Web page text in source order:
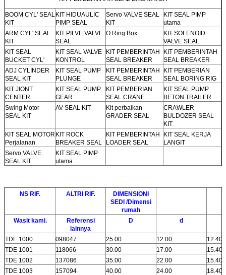
BOOM CYL' SEAL
KIT
KIT HIDUAULIC
PIMP SEAL
Servo VALVE SEAL
KIT
KIT SEAL PIMP
utama
ARM CYL' SEAL
KIT
KIT PILVE VALVE
SEAL
O Ring Box
KIT SOLENOID
VALVE SEAL
KIT SEAL
BUCKET CYL'
KIT SEAL VALVE
KONTROL
KIT PEMBERINTAH
SEAL BREAKER
KIT PEMBERINTAH
SEAL BREAKER
ADJ CYLINDER
SEAL KIT
KIT SEAL PUMP
PLUNGE
KIT PEMBERINTAH
SEAL BREAKER
KIT PEMBERIAN
SEAL BORING RIG
KIT JIONT
CENTER
KIT SEAL PUMP
GEAR
KIT PEMBERIAN
SEAL CRANE
KIT SEAL PUMP
BETON TRAILER
Swing Motor
SEAL KIT
AV SEAL KIT
Kit perbaikan
GRADER SEAL
CRAWLER
BULDOZER SEAL
KIT
KIT SEAL MOTOR
Perjalanan
KIT ROCK
BREAKER SEAL
KIT PEMBERINTAH
LOADER SEAL
KIT SEAL KERJA
LANGIT
Servo VALVE
SEAL KIT
KIT SEAL PIMP
utama
NS RIF. ALTRI RIF.
DIMENSIONI
SEDI /Dimensi
rumah
Wasit kami.
Referensi
lainnya
D d
TDE 1000 098047 25.00 12.00
12.40
TDE 1001
118066 30.00 17.00
15.40
TDE 1002
137086 35.00 22.00
15.40
TDE 1003
157094 40.00 24.00
18.40